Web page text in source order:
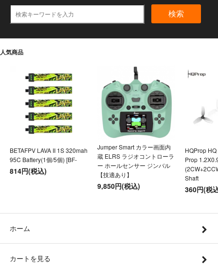
検索
人気商品
BETAFPV LAVA II 1S 320mah
95C Battery(1個/5個) [BF-
814円(税込)
Jumper Smart カラー画面内
蔵 ELRS ラジオコントローラ
ー ホールセンサー ジンバル
【技適あり】
9,850円(税込)
HQProp
Prop
Shaft
360円(税
ホーム
カートを見る